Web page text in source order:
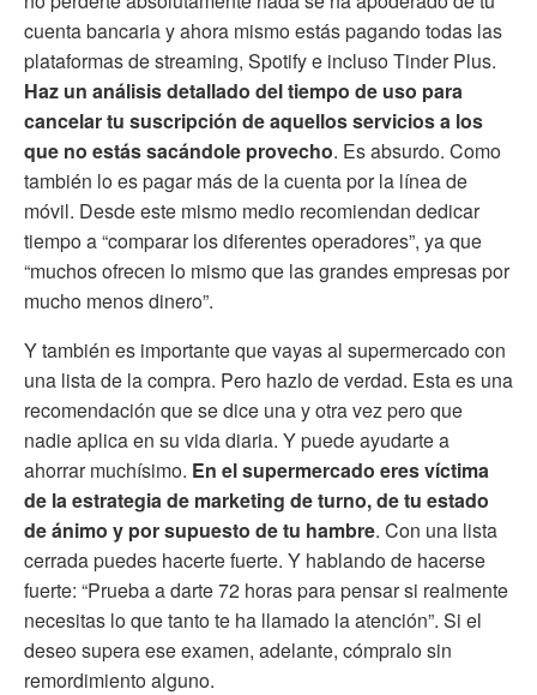
cuenta bancaria y ahora mismo estás pagando todas las
plataformas de streaming, Spotify e incluso Tinder Plus.
Haz un análisis detallado del tiempo de uso para
cancelar tu suscripción de aquellos servicios a los
que no estás sacándole provecho. Es absurdo. Como
también lo es pagar más de la cuenta por la línea de
móvil. Desde este mismo medio recomiendan dedicar
tiempo a “comparar los diferentes operadores”, ya que
“muchos ofrecen lo mismo que las grandes empresas por
mucho menos dinero”.
Y también es importante que vayas al supermercado con
una lista de la compra. Pero hazlo de verdad. Esta es una
recomendación que se dice una y otra vez pero que
nadie aplica en su vida diaria. Y puede ayudarte a
ahorrar muchísimo. En el supermercado eres víctima
de la estrategia de marketing de turno, de tu estado
de ánimo y por supuesto de tu hambre. Con una lista
cerrada puedes hacerte fuerte. Y hablando de hacerse
fuerte: “Prueba a darte 72 horas para pensar si realmente
necesitas lo que tanto te ha llamado la atención”. Si el
deseo supera ese examen, adelante, cómpralo sin
remordimiento alguno.